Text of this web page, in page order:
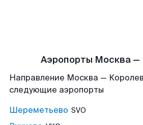
Аэропорты Москва —
Направление Москва —
следующие аэропорты
Шереметьево SVO